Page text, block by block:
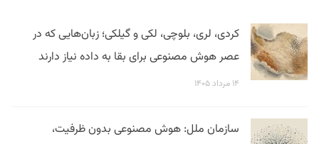
کردی، لری، بلوچی، لکی و گیلکی؛ زبان‌هایی که در
عصر هوش مصنوعی برای بقا به داده نیاز دارند
۱۴ مرداد ۱۴۰۵
سازمان ملل: هوش مصنوعی بدون ظرفیت،